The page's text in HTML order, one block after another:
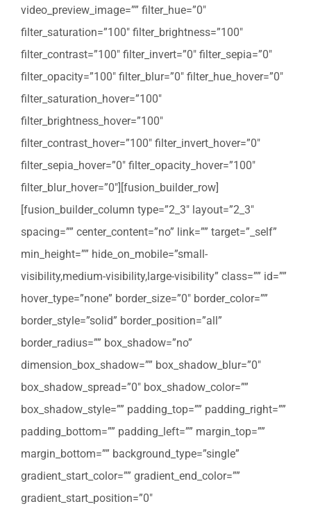
video_preview_image=”” filter_hue=”0″
filter_saturation=”100″ filter_brightness=”100″
filter_contrast=”100″ filter_invert=”0″ filter_sepia=”0″
filter_opacity=”100″ filter_blur=”0″ filter_hue_hover=”0″
filter_saturation_hover=”100″
filter_brightness_hover=”100″
filter_contrast_hover=”100″ filter_invert_hover=”0″
filter_sepia_hover=”0″ filter_opacity_hover=”100″
filter_blur_hover=”0″][fusion_builder_row]
[fusion_builder_column type=”2_3″ layout=”2_3″
spacing=”” center_content=”no” link=”” target=”_self”
min_height=”” hide_on_mobile=”small-
visibility,medium-visibility,large-visibility” class=”” id=””
hover_type=”none” border_size=”0″ border_color=””
border_style=”solid” border_position=”all”
border_radius=”” box_shadow=”no”
dimension_box_shadow=”” box_shadow_blur=”0″
box_shadow_spread=”0″ box_shadow_color=””
box_shadow_style=”” padding_top=”” padding_right=””
padding_bottom=”” padding_left=”” margin_top=””
margin_bottom=”” background_type=”single”
gradient_start_color=”” gradient_end_color=””
gradient_start_position=”0″